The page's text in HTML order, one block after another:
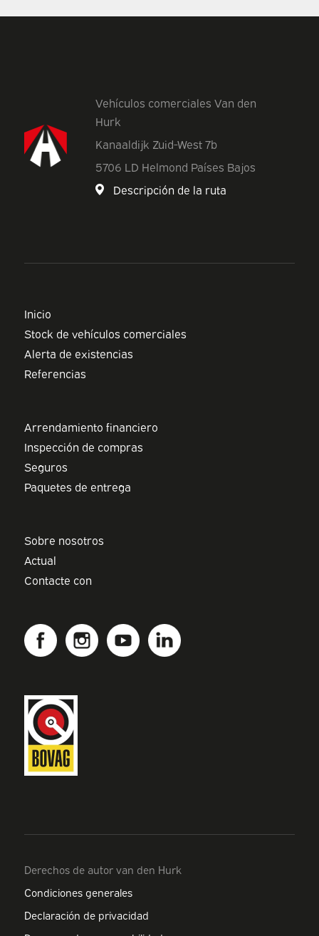
Vehículos comerciales Van den
Hurk
Kanaaldijk Zuid-West 7b
5706 LD Helmond Países Bajos
Descripción de la ruta
Inicio
Stock de vehículos comerciales
Alerta de existencias
Referencias
Arrendamiento financiero
Inspección de compras
Seguros
Paquetes de entrega
Sobre nosotros
Actual
Contacte con
Derechos de autor van den Hurk
Condiciones generales
Declaración de privacidad